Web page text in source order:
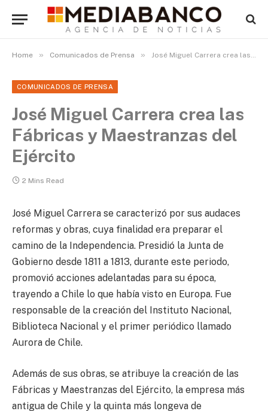
Home » Comunicados de Prensa » José Miguel Carrera crea las Fábricas y Maestranzas del Ejército
COMUNICADOS DE PRENSA
José Miguel Carrera crea las
Fábricas y Maestranzas del
Ejército
2 Mins Read
José Miguel Carrera se caracterizó por sus audaces
reformas y obras, cuya finalidad era preparar el
camino de la Independencia. Presidió la Junta de
Gobierno desde 1811 a 1813, durante este periodo,
promovió acciones adelantadas para su época,
trayendo a Chile lo que había visto en Europa. Fue
responsable de la creación del Instituto Nacional,
Biblioteca Nacional y el primer periódico llamado
Aurora de Chile.
Además de sus obras, se atribuye la creación de las
Fábricas y Maestranzas del Ejército, la empresa más
antigua de Chile y la quinta más longeva de